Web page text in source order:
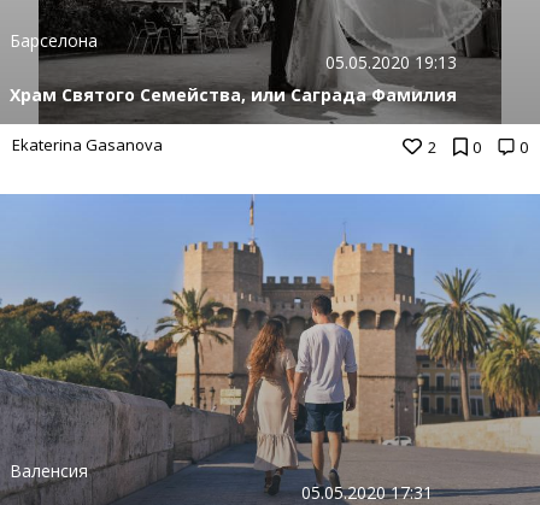
2 0 0
Барселона
05.05.2020 19:13
Храм Святого Семейства, или Саграда Фамилия
Ekaterina Gasanova
Валенсия
05.05.2020 17:31